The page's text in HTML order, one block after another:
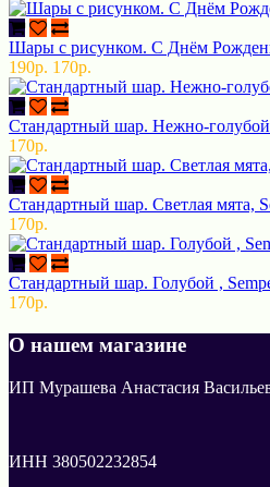
Шары с рисунком. С Днём
190р. 170р.
Стандартный шар. Нежно-
170р.
Стандартный шар. Светлая мята,
170р.
Стандартный шар. Голубой ,
170р.
О нашем магазине
ИП Мурашева Анастасия
ИНН 380502232854